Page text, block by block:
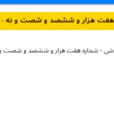
هزار و ششصد و شصت و نه - ۲۳ مهر ۱۴۰۳